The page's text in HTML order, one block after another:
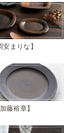
安まりな
加藤裕章